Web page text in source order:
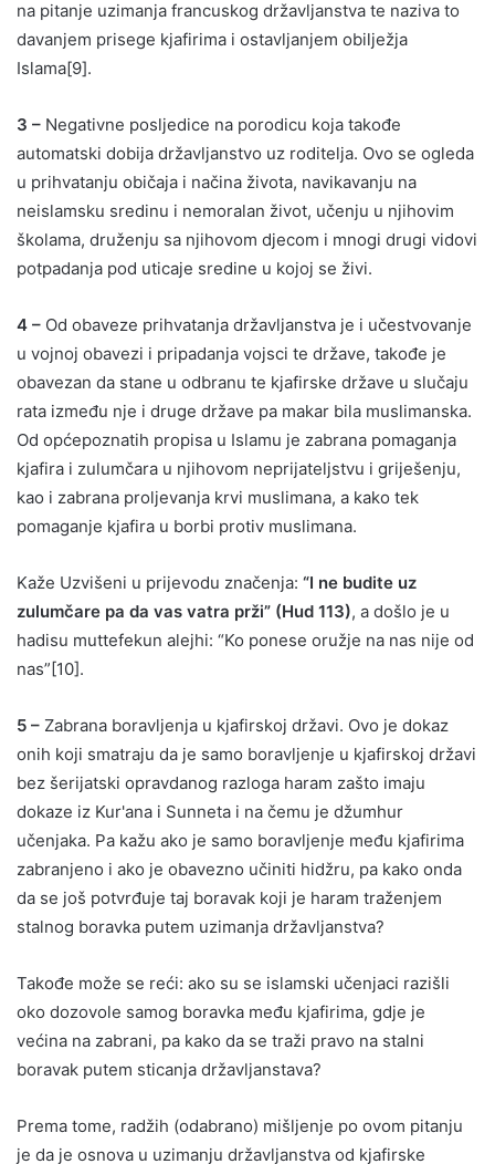
na pitanje uzimanja francuskog državljanstva te naziva to
davanjem prisege kjafirima i ostavljanjem obilježja
Islama[9].
3 – Negativne posljedice na porodicu koja takođe
automatski dobija državljanstvo uz roditelja. Ovo se ogleda
u prihvatanju običaja i načina života, navikavanju na
neislamsku sredinu i nemoralan život, učenju u njihovim
školama, druženju sa njihovom djecom i mnogi drugi vidovi
potpadanja pod uticaje sredine u kojoj se živi.
4 – Od obaveze prihvatanja državljanstva je i učestvovanje
u vojnoj obavezi i pripadanja vojsci te države, takođe je
obavezan da stane u odbranu te kjafirske države u slučaju
rata između nje i druge države pa makar bila muslimanska.
Od općepoznatih propisa u Islamu je zabrana pomaganja
kjafira i zulumčara u njihovom neprijateljstvu i griješenju,
kao i zabrana proljevanja krvi muslimana, a kako tek
pomaganje kjafira u borbi protiv muslimana.
Kaže Uzvišeni u prijevodu značenja: “I ne budite uz
zulumčare pa da vas vatra prži” (Hud 113), a došlo je u
hadisu muttefekun alejhi: “Ko ponese oružje na nas nije od
nas”[10].
5 – Zabrana boravljenja u kjafirskoj državi. Ovo je dokaz
onih koji smatraju da je samo boravljenje u kjafirskoj državi
bez šerijatski opravdanog razloga haram zašto imaju
dokaze iz Kur'ana i Sunneta i na čemu je džumhur
učenjaka. Pa kažu ako je samo boravljenje među kjafirima
zabranjeno i ako je obavezno učiniti hidžru, pa kako onda
da se još potvrđuje taj boravak koji je haram traženjem
stalnog boravka putem uzimanja državljanstva?
Takođe može se reći: ako su se islamski učenjaci razišli
oko dozovole samog boravka među kjafirima, gdje je
većina na zabrani, pa kako da se traži pravo na stalni
boravak putem sticanja državljanstava?
Prema tome, radžih (odabrano) mišljenje po ovom pitanju
je da je osnova u uzimanju državljanstva od kjafirske